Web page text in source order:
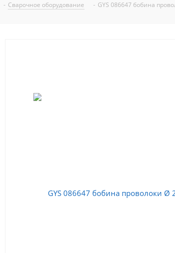
- Сварочное оборудование - GYS 086647 бобина